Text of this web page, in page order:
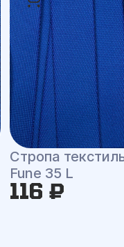
Стропа
Fune 35 L
116 ₽